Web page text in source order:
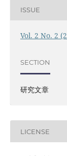
ISSUE
Vol. 2 No. 2
SECTION
研究文章
LICENSE